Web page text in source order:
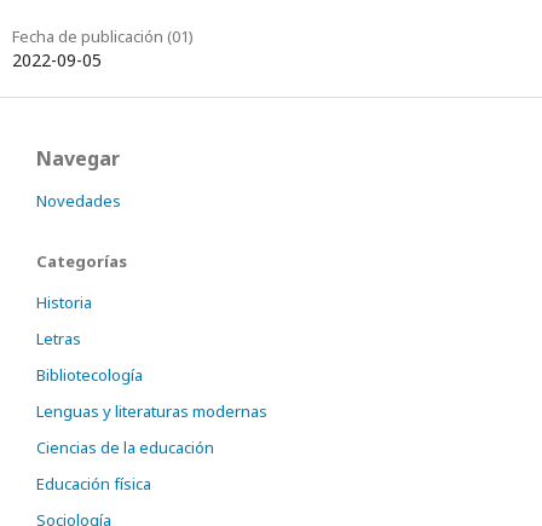
Fecha de publicación (01)
2022-09-05
Navegar
Novedades
Categorías
Historia
Letras
Bibliotecología
Lenguas y literaturas modernas
Ciencias de la educación
Educación física
Sociología